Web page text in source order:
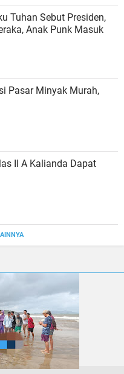
Tuhan Sebut Presiden,
Anak Punk Masuk
Pasar Minyak Murah,
II A Kalianda Dapat